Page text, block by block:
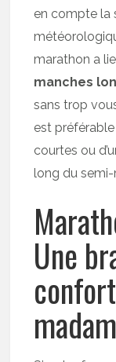
en compte la
marathon a
manches
sans trop
est préférable
courtes ou
long du
Une